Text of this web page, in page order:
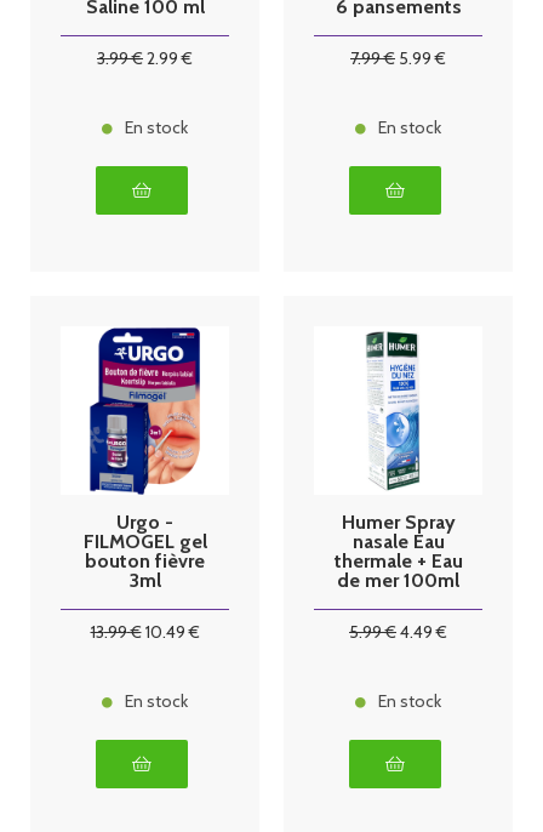
Saline 100 ml
3.99€2.99 €
En stock
6 pansements
7.99€ 5.99 €
En stock
Urgo -
FILMOGEL gel
bouton fièvre
3ml
13.99€10.49€
En stock
Humer Spray
nasale Eau
thermale + Eau
de mer 100ml
5.99€4.49 €
En stock